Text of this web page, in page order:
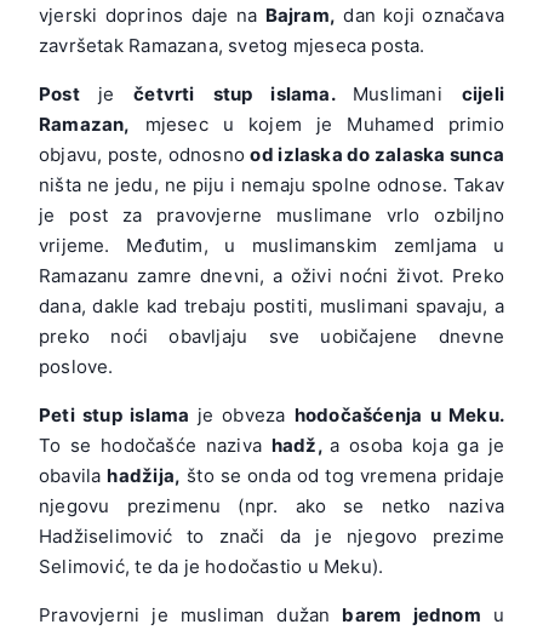
vjerski doprinos daje na Bajram, dan koji označava
završetak Ramazana, svetog mjeseca posta.
Post ječetvrti stup islama. Muslimani cijeli
Ramazan, mjesec u kojem je Muhamed primio
objavu, poste, odnosnood izlaska do zalaska sunca
ništa ne jedu, ne piju i nemaju spolne odnose. Takav
je post za pravovjerne muslimane vrlo ozbiljno
vrijeme. Međutim, u muslimanskim zemljama u
Ramazanu zamre dnevni, a oživi noćni život. Preko
dana, dakle kad trebaju postiti, muslimani spavaju, a
preko noći obavljaju sve uobičajene dnevne
poslove.
Peti stup islama je obveza hodočašćenja u Meku.
To se hodočašće naziva hadž,a osoba koja ga je
obavilahadžija, što se onda od tog vremena pridaje
njegovu prezimenu (npr. ako se netko naziva
Hadžiselimović to znači da je njegovo prezime
Selimović, te da je hodočastio u Meku).
Pravovjerni je musliman dužan barem jednom u